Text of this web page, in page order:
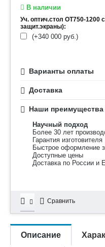
В наличии
Уч. оптич.стол ОТ750-1200
защит.экраны):
(+340 000 руб.)
Варианты оплаты
Доставка
Наши преимущества
Научный подход
Более 30 лет
Гарантия изготовителя
Быстрое оформление
Доступные цены
Доставка по России и
Сравнить
Описание